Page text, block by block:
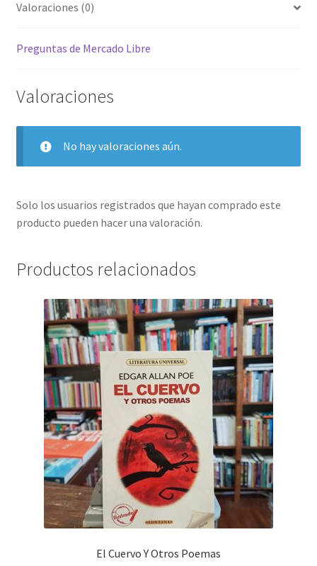
Valoraciones (0)
Preguntas de Mercado Libre
Valoraciones
No hay valoraciones aún.
Solo los usuarios registrados que hayan comprado este
producto pueden hacer una valoración.
Productos relacionados
El Cuervo Y Otros Poemas